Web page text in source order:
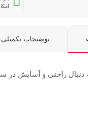
توضیحات تکمیلی
است که به دنبال راحتی